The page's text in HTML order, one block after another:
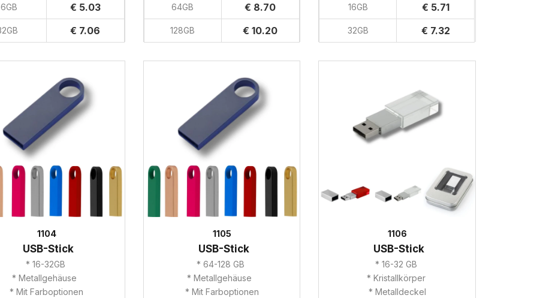
€ 5.03
€ 7.06
64GB € 8.70
128GB € 10.20
16GB € 5.71
32GB € 7.32
1104
USB-Stick
* 16-32GB
* Metallgehäuse
* Mit Farboptionen
1105
USB-Stick
* 64-128 GB
* Metallgehäuse
* Mit Farboptionen
1106
USB-Stick
* 16-32 GB
* Kristallkörper
* Metalldeckel